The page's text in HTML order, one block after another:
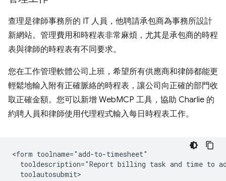
查理是律師事務所的 IT 人員，他聘請承包商為事務所設計
新網站。管理費用和時程表非常麻煩，尤其是承包商的時程
表與律師的時程表有不同要求。
您在工作管理軟體公司上班，希望所有供應商和律師都能更
輕鬆地輸入附有正確脈絡的時程表，讓公司向正確的部門收
取正確金額。您可以新增 WebMCP 工具，協助 Charlie 的
約聘人員和律師使用代理程式輸入每日時程表工作。
<form toolname="add-to-timesheet"
tooldescription="Report billing task and time to
  toolautosubmit>